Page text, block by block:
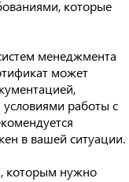
которые
менеджмента
может
работы с
в вашей ситуации.
которым нужно